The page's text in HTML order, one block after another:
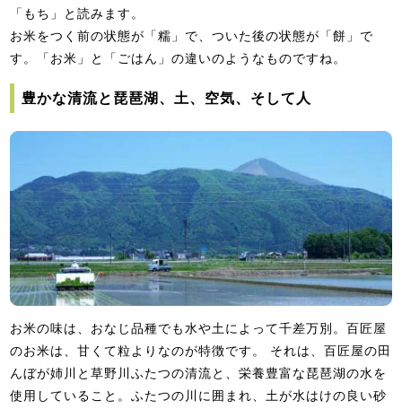
「もち」と読みます。
お米をつく前の状態が「糯」で、ついた後の状態が「餅」で
す。「お米」と「ごはん」の違いのようなものですね。
豊かな清流と琵琶湖、土、空気、そして人
お米の味は、おなじ品種でも水や土によって千差万別。百匠屋
のお米は、甘くて粒よりなのが特徴です。 それは、百匠屋の田
んぼが姉川と草野川ふたつの清流と、栄養豊富な琵琶湖の水を
使用していること。ふたつの川に囲まれ、土が水はけの良い砂